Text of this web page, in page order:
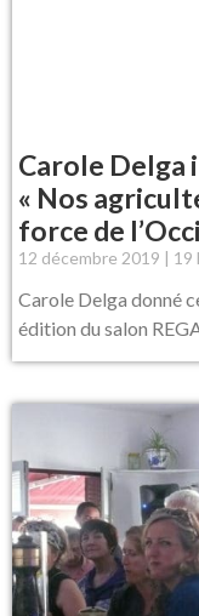
Carole Delga
« Nos
force de
12 décembre 2019 19
Carole Delga donné
édition du salon